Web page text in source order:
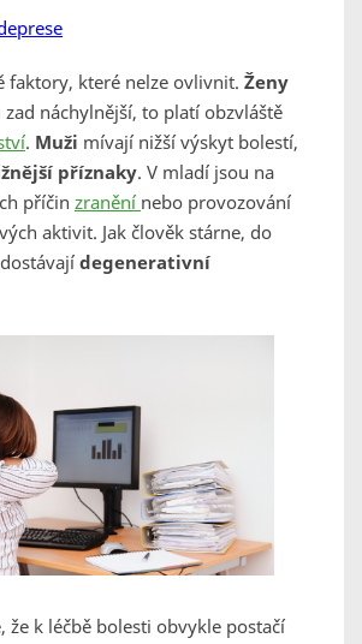
faktory, které nelze ovlivnit. Ženy
náchylnější, to platí obzvláště
. Muži mívají nižší výskyt bolestí,
příznaky. V mladí jsou na
příčin zranění nebo provozování
aktivit. Jak člověk stárne, do
degenerativní
že k léčbě bolesti obvykle postačí